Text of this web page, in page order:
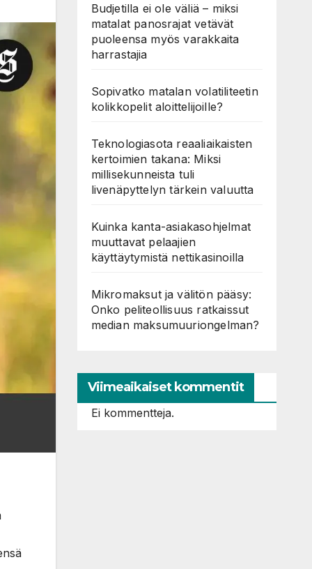
Budjetilla ei ole väliä – miksi
matalat panosrajat vetävät
puoleensa myös varakkaita
harrastajia
Sopivatko matalan volatiliteetin
kolikkopelit aloittelijoille?
Teknologiasota reaaliaikaisten
kertoimien takana: Miksi
millisekunneista tuli
livenäpyttelyn tärkein valuutta
Kuinka kanta-asiakasohjelmat
muuttavat pelaajien
käyttäytymistä nettikasinoilla
Mikromaksut ja välitön pääsy:
Onko peliteollisuus ratkaissut
median maksumuuriongelman?
Viimeaikaiset kommentit
Ei kommentteja.